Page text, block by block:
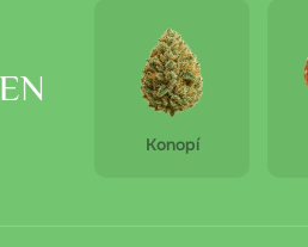
Platba
Konopí